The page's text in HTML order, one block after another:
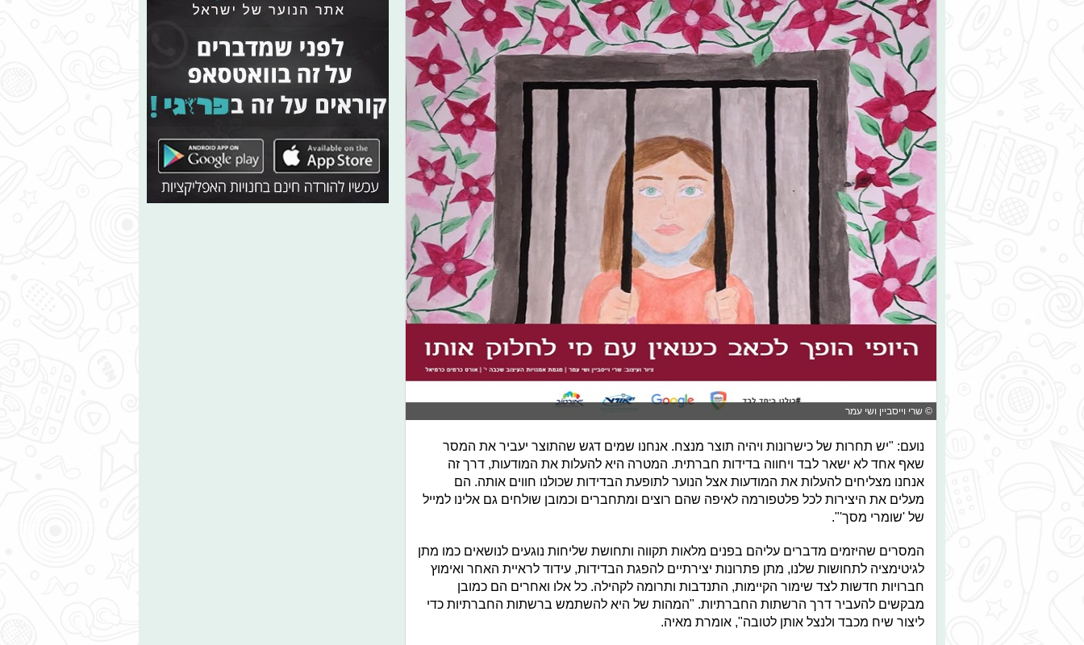
© שרי וייסביין ושי עמר
נועם: "יש תחרות של כישרונות ויהיה תוצר מנצח. אנחנו שמים דגש שהתוצר יעביר את המסר
שאף אחד לא ישאר לבד ויחווה בדידות חברתית. המטרה היא להעלות את המודעות, דרך זה
אנחנו מצליחים להעלות את המודעות אצל הנוער לתופעת הבדידות שכולנו חווים אותה. הם
מעלים את היצירות לכל פלטפורמה לאיפה שהם רוצים ומתחברים וכמובן שולחים גם אלינו למייל
של 'שומרי מסך'".
המסרים שהיזמים מדברים עליהם בפנים מלאות תקווה ותחושת שליחות נוגעים לנושאים כמו מתן
לגיטימציה לתחושות שלנו, מתן פתרונות יצירתיים להפגת הבדידות, עידוד לראיית האחר ואימוץ
חברויות חדשות לצד שימור הקיימות, התנדבות ותרומה לקהילה. כל אלו ואחרים הם כמובן
מבקשים להעביר דרך הרשתות החברתיות. "המהות של היא להשתמש ברשתות החברתיות כדי
ליצור שיח מכבד ולנצל אותן לטובה", אומרת מאיה.